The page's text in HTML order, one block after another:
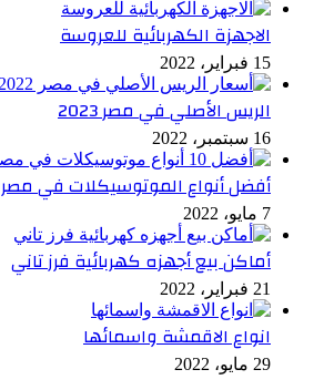
الاجهزة الكهربائية للعروسة
15 فبراير، 2022
الريس الأصلي في مصر 2023
16 سبتمبر، 2022
أفضل أنواع الموتوسيكلات في مصر
7 مايو، 2022
أماكن بيع أجهزه كهربائية فرز تاني
21 فبراير، 2022
انواع الاقمشة واسمائها
29 مايو، 2022